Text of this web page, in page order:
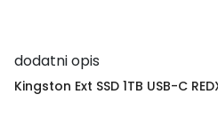
dodatni opis
Kingston Ext SSD 1TB USB-C